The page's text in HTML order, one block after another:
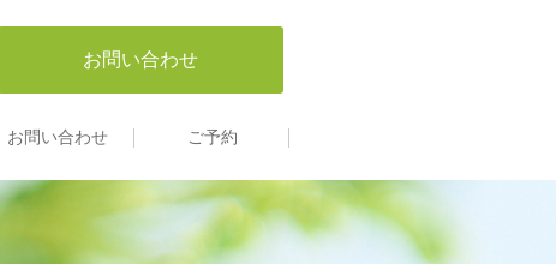
お問い合わせ
お問い合わせ ご予約